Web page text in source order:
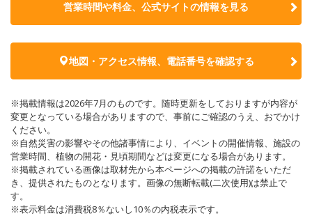
営業時間や料金、公式サイトの情報を見る
地図・アクセス情報、電話番号を確認する
※掲載情報は2026年7月のものです。随時更新をしておりますが内容が
変更となっている場合がありますので、事前にご確認のうえ、おでかけ
ください。
※自然災害の影響やその他諸事情により、イベントの開催情報、施設の
営業時間、植物の開花・見頃期間などは変更になる場合があります。
※掲載されている画像は取材先から本ページへの掲載の許諾をいただ
き、提供されたものとなります。画像の無断転載(二次使用)は禁止で
す。
※表示料金は消費税8％ないし10％の内税表示です。